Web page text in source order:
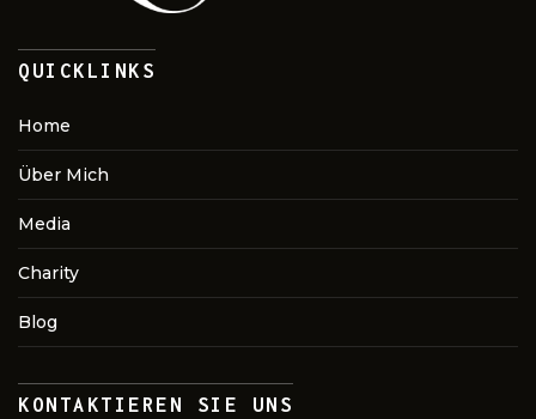
QUICKLINKS
Home
Über Mich
Media
Charity
Blog
KONTAKTIEREN SIE UNS